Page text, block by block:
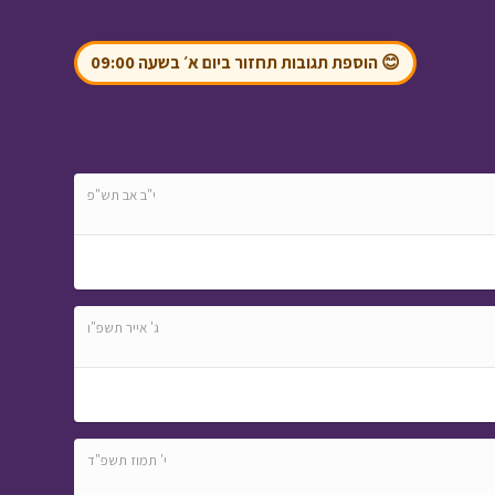
שומר הסיפורים
כלב לשונו• מתוך
פרק שני• מתוך המסע
😊 הוספת תגובות תחזור ביום א׳ בשעה 09:00
י"ב אב תש"פ
ג' אייר תשפ"ו
י' תמוז תשפ"ד